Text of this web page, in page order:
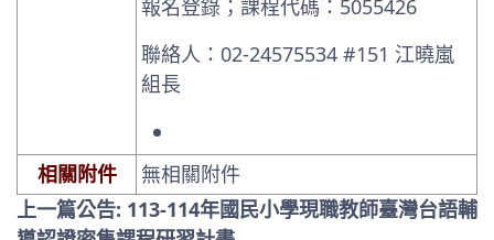
報名登錄；課程代碼：5055426
聯絡人：02-24575534 #151 江曉嵐
組長
相關附件
無相關附件
上一篇公告: 113-114年國民小學現職教師臺灣台語輔